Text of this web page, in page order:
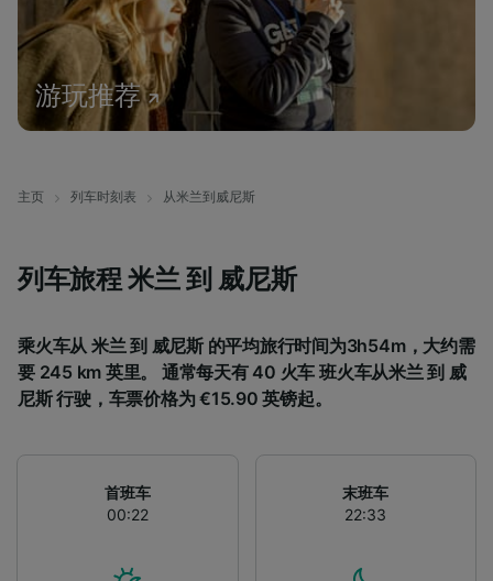
游玩推荐
主页 列车时刻表 从米兰到威尼斯
列车旅程 米兰 到 威尼斯
乘火车从 米兰 到 威尼斯 的平均旅行时间为3h54m，大约需
要 245 km 英里。 通常每天有 40 火车 班火车从米兰 到 威
尼斯 行驶，车票价格为 €15.90 英镑起。
首班车
00:22
末班车
22:33